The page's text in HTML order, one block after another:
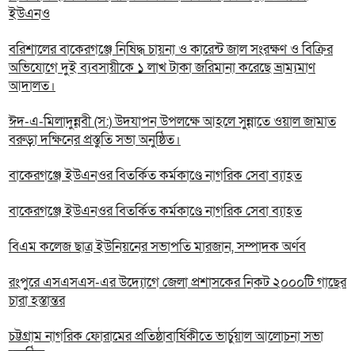
ইউএনও
বরিশালের বাকেরগঞ্জে নিষিদ্ধ চায়না ও কারেন্ট জাল সংরক্ষণ ও বিক্রির
অভিযোগে দুই ব্যবসায়ীকে ১ লাখ টাকা জরিমানা করেছে ভ্রাম্যমাণ
আদালত।
ঈদ-এ-মিলাদুন্নবী (স:) উদযাপন উপলক্ষে আহলে সুন্নাতে ওয়াল জামাত
বরুড়া দক্ষিনের প্রস্তুতি সভা অনুষ্ঠিত।
বাকেরগঞ্জে ইউএনওর বিতর্কিত কর্মকাণ্ডে নাগরিক সেবা ব্যাহত
বাকেরগঞ্জে ইউএনওর বিতর্কিত কর্মকাণ্ডে নাগরিক সেবা ব্যাহত
বিএম কলেজ ছাত্র ইউনিয়নের সভাপতি মারজান, সম্পাদক অর্ণব
রংপুরে এসএসএস-এর উদ্যোগে জেলা প্রশাসকের নিকট ২০০০টি গাছের
চারা হস্তান্তর
চট্টগ্রাম নাগরিক ফোরামের প্রতিষ্ঠাবার্ষিকীতে ভার্চুয়াল আলোচনা সভা